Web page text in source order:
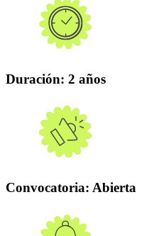
Duración: 2 años
Convocatoria: Abierta